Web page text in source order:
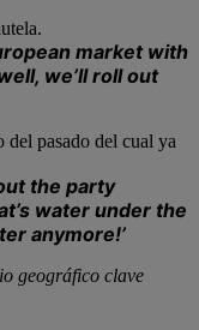
market with
we’ll roll out
del pasado del cual ya
the party
water under the
anymore!’
geográfico clave